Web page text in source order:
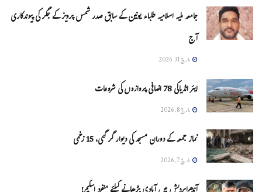
جامعہ ملیہ اسلامیہ طلباء یونین کے سابق صدر شمس پرویز کے جگر کی پیوندکاری
آج
مارچ 31, 2026
ایئر انڈیاکی 78 اضافی پروازوں کی شروعات
مارچ 8, 2026
نماز جمعہ کے دوران مسجد کی دیوار گر گئی، 15 زخمی
مارچ 7, 2026